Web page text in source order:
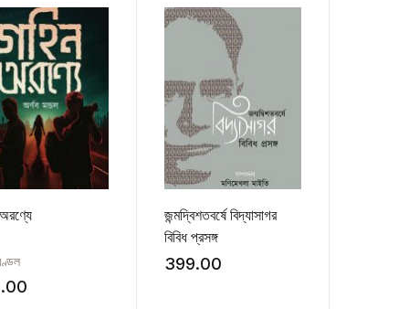
জন্মদ্বিশতবর্ষে বিদ্যাসাগর
বিবিধ প্রসঙ্গ
399.00